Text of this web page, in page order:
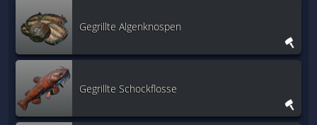
Gegrillte Algenknospen
Gegrillte Schockflosse